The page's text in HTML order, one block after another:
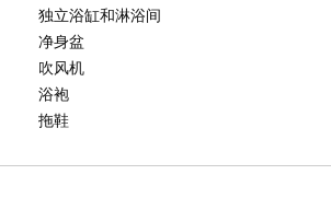
独立浴缸和淋浴间
净身盆
吹风机
浴袍
拖鞋